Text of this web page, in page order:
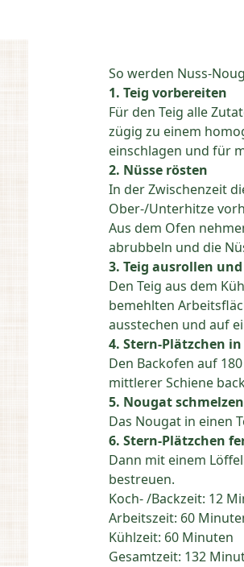
So werden Nuss-
1. Teig vorbereiten
Für den Teig alle
zügig zu einem
einschlagen und für
2. Nüsse rösten
In der Zwischenzeit
Ober-/Unterhitze
Aus dem Ofen
abrubbeln und die
3. Teig ausrollen
Den Teig aus dem
bemehlten
ausstechen und auf
4. Stern-Plätzchen
Den Backofen auf
mittlerer Schiene
5. Nougat schmelzen
Das Nougat in einen
6. Stern-Plätzchen
Dann mit einem
bestreuen.
Koch- /Backzeit: 12
Arbeitszeit: 60
Kühlzeit: 60 Minuten
Gesamtzeit: 132